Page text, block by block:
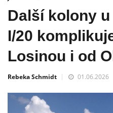
Další kolony
I/20
Losinou i od
Rebeka Schmidt 01.06.2026